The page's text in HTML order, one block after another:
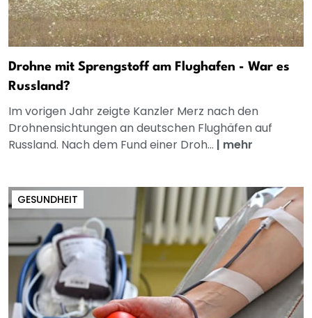
Drohne mit Sprengstoff am Flughafen - War es
Russland?
Im vorigen Jahr zeigte Kanzler Merz nach den
Drohnensichtungen an deutschen Flughäfen auf
Russland. Nach dem Fund einer Droh... | mehr
GESUNDHEIT